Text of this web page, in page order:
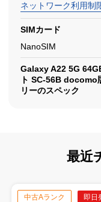
ネットワーク利用制
SIMカード
NanoSIM
Galaxy A22 5G
ト SC-56B docomo
リーのスペック
最近
中古Aランク 即日